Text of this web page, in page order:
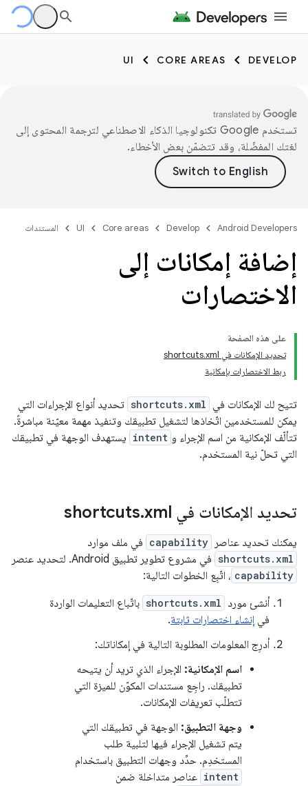
DEVELOP
CORE AREAS
UI
تستخدم Google تكنولوجيا الذكاء الاصطناعي لترجمة المحتوى إلى
لغتك المفضّلة، وقد تتضمّن بعض الأخطاء.
Android Developers
Develop
Core areas
UI المستندات
إضافة إمكانات إلى
الاختصارات
على هذه الصفحة
تحديد الإمكانات في shortcuts.xml
ربط الاختصارات بإمكانية
تتيح لك الإمكانات في shortcuts.xml تحديد أنواع الإجراءات التي
يمكن للمستخدمين اتّخاذها لتشغيل تطبيقك وتنفيذ مهمة معيّنة مباشرةً.
تتألّف الإمكانية من اسم الإجراء و intent يستهدف الوجهة في تطبيقك
التي تحلّ نية المستخدم.
تحديد الإمكانات في shortcuts .xml
يمكنك تحديد عناصر capability في ملف موارد
shortcuts.xml في مشروع تطوير تطبيق Android. لتحديد عنصر
capability ، اتّبِع الخطوات التالية:
أنشئ مورد shortcuts.xml باتّباع التعليمات الواردة
في إنشاء اختصارات ثابتة.
أدرِج المعلومات المطلوبة التالية في إمكاناتك:
اسم الإمكانية: الإجراء الذي تريد أن يتيحه
تطبيقك. راجِع مستندات المكوّن للميزة التي
تتطلّب تعريفات الإمكانات.
وجهة التطبيق: الوجهة في تطبيقك التي
يتم تشغيل الإجراء فيها لتلبية طلب
المستخدِم. حدِّد وجهات التطبيق باستخدام
intent عناصر متداخلة ضمن